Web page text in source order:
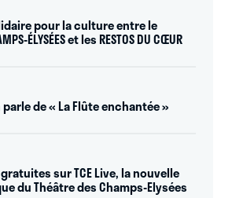
pour la culture entre le
ÉLYSÉES et les RESTOS DU CŒUR
de « La Flûte enchantée »
sur TCE Live, la nouvelle
du Théâtre des Champs-Elysées